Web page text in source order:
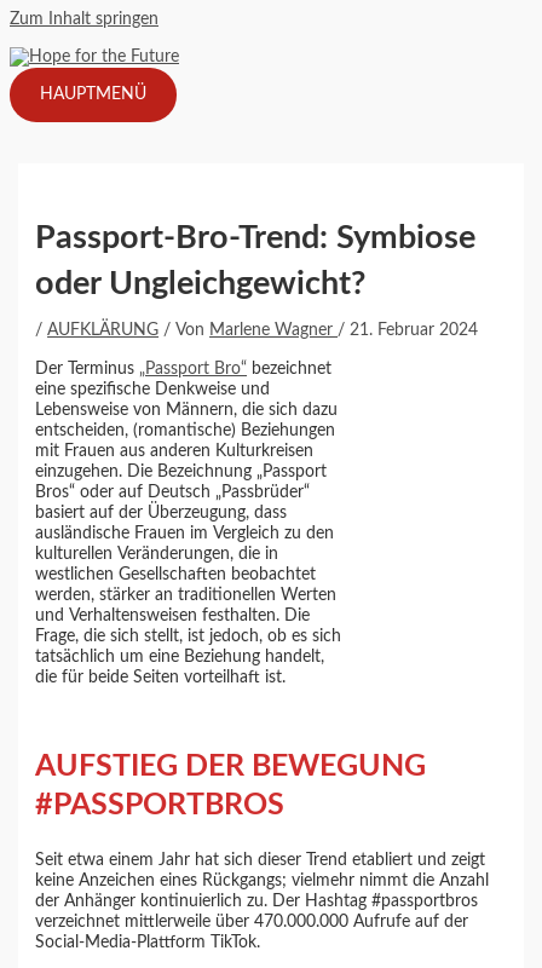
Zum Inhalt springen
HAUPTMENÜ
Passport-Bro-Trend: Symbiose
oder Ungleichgewicht?
/AUFKLÄRUNG / Von Marlene Wagner /21. Februar 2024
Der Terminus „Passport Bro“ bezeichnet
eine spezifische Denkweise und
Lebensweise von Männern, die sich dazu
entscheiden, (romantische) Beziehungen
mit Frauen aus anderen Kulturkreisen
einzugehen. Die Bezeichnung „Passport
Bros“ oder auf Deutsch „Passbrüder“
basiert auf der Überzeugung, dass
ausländische Frauen im Vergleich zu den
kulturellen Veränderungen, die in
westlichen Gesellschaften beobachtet
werden, stärker an traditionellen Werten
und Verhaltensweisen festhalten. Die
Frage, die sich stellt, ist jedoch, ob es sich
tatsächlich um eine Beziehung handelt,
die für beide Seiten vorteilhaft ist.
AUFSTIEG DER BEWEGUNG
#PASSPORTBROS
Seit etwa einem Jahr hat sich dieser Trend etabliert und zeigt
keine Anzeichen eines Rückgangs; vielmehr nimmt die Anzahl
der Anhänger kontinuierlich zu. Der Hashtag #passportbros
verzeichnet mittlerweile über 470.000.000 Aufrufe auf der
Social-Media-Plattform TikTok.